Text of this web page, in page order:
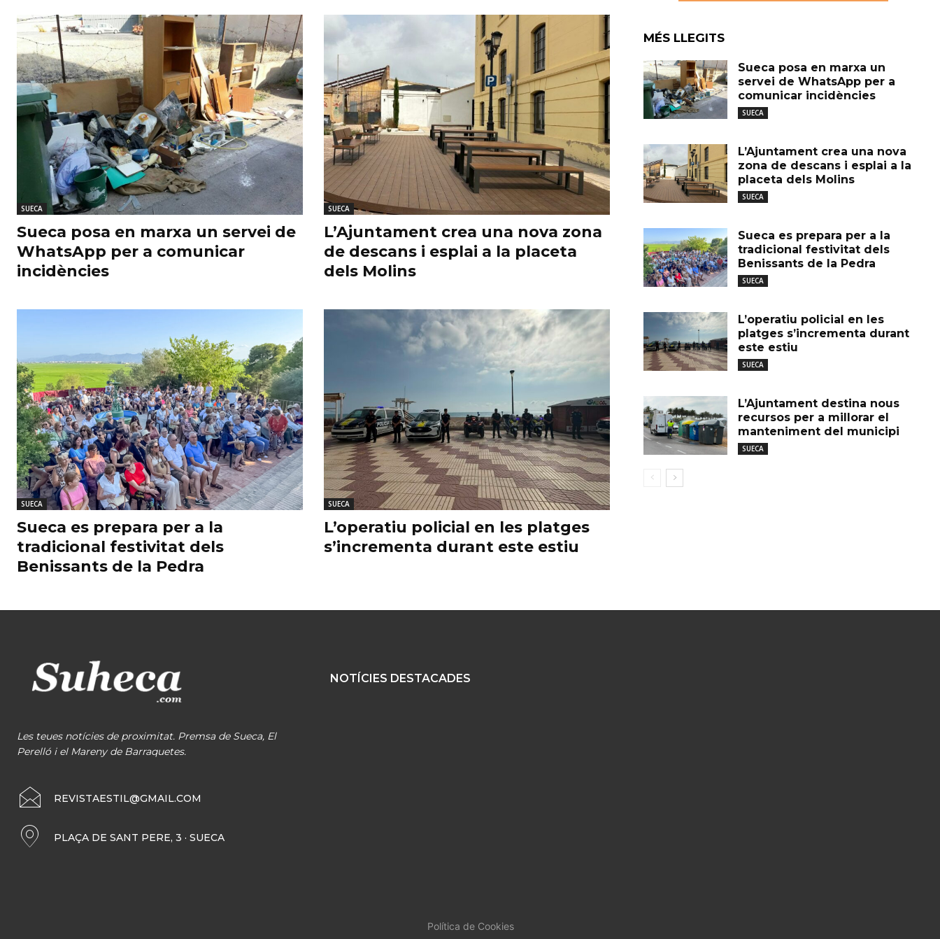
SUECA
Sueca posa en marxa un servei de
WhatsApp per a comunicar
incidències
SUECA
L’Ajuntament crea una nova zona
de descans i esplai a la placeta
dels Molins
SUECA
Sueca es prepara per a la
tradicional festivitat dels
Benissants de la Pedra
SUECA
L’operatiu policial en les platges
s’incrementa durant este estiu
MÉS LLEGITS
Sueca posa en marxa un
servei de WhatsApp per a
comunicar incidències
SUECA
L’Ajuntament crea una nova
zona de descans i esplai a la
placeta dels Molins
SUECA
Sueca es prepara per a la
tradicional festivitat dels
Benissants de la Pedra
SUECA
L’operatiu policial en les
platges s’incrementa durant
este estiu
SUECA
L’Ajuntament destina nous
recursos per a millorar el
manteniment del municipi
SUECA
Les teues notícies de proximitat. Premsa de Sueca, El
Perelló i el Mareny de Barraquetes.
REVISTAESTIL@GMAIL.COM
PLAÇA DE SANT PERE, 3 · SUECA
NOTÍCIES DESTACADES
Política de Cookies